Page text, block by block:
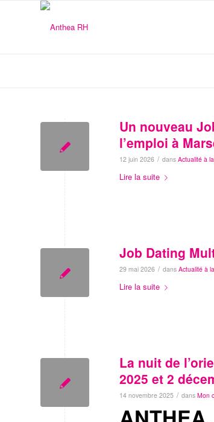
Un nouveau
l’emploi à
12 juin 2026 / dans Actualité à
Lire la suite
Job Dating
29 mai 2026 / dans Actualité à
Lire la suite
La nuit de
2025 et 2
14 novembre 2025 / dans Mon